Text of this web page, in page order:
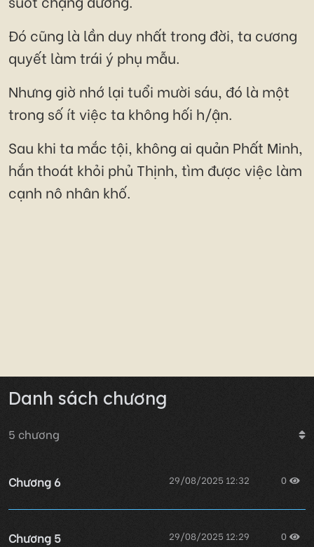
Đó cũng là lần duy nhất trong đời, ta cương
quyết làm trái ý phụ mẫu.
Nhưng giờ nhớ lại tuổi mười sáu, đó là một
trong số ít việc ta không hối h/ận.
Sau khi ta mắc tội, không ai quản Phất Minh,
hắn thoát khỏi phủ Thịnh, tìm được việc làm
cạnh nô nhân khố.
Danh sách chương
5 chương
Chương 6 29/08/2025 12:32 0
Chương 5 29/08/2025 12:29 0